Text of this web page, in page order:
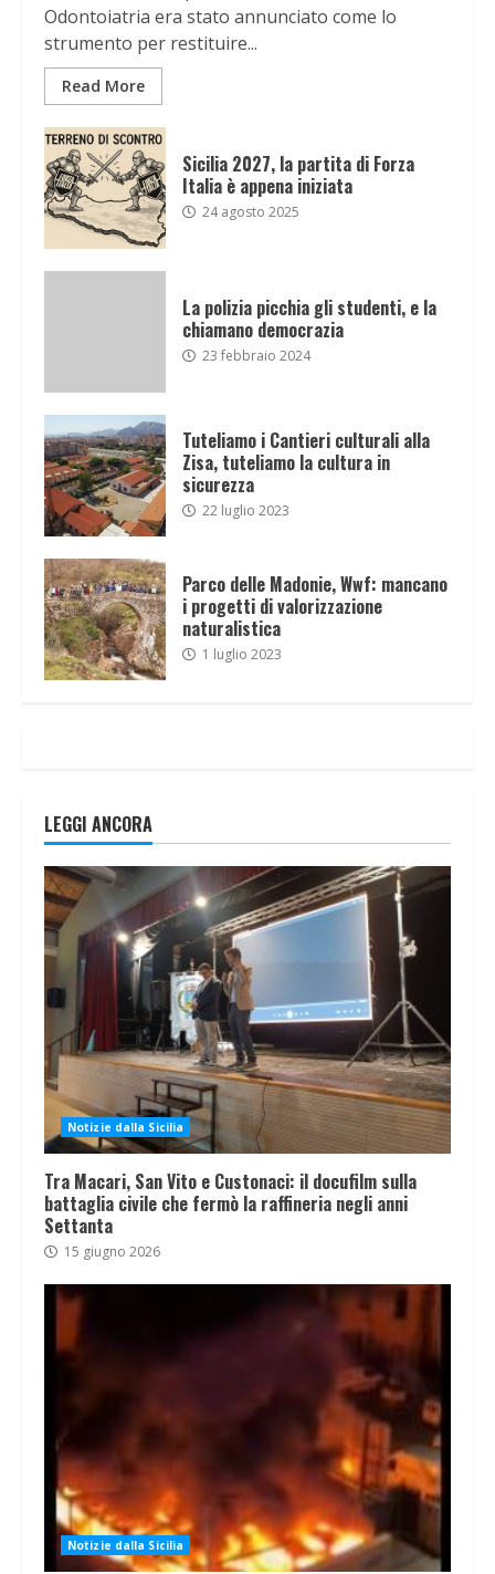
Odontoiatria era stato annunciato come lo
strumento per restituire...
Read More
Sicilia 2027, la partita di Forza
Italia è appena iniziata
24 agosto 2025
La polizia picchia gli studenti, e la
chiamano democrazia
23 febbraio 2024
Tuteliamo i Cantieri culturali alla
Zisa, tuteliamo la cultura in
sicurezza
22 luglio 2023
Parco delle Madonie, Wwf: mancano
i progetti di valorizzazione
naturalistica
1 luglio 2023
LEGGI ANCORA
Notizie dalla Sicilia
Tra Macari, San Vito e Custonaci: il docufilm sulla
battaglia civile che fermò la raffineria negli anni
Settanta
15 giugno 2026
Notizie dalla Sicilia